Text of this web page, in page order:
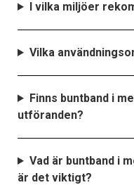
I vilka miljöer
Vilka
Finns buntband i
utföranden?
Vad är buntband i
är det viktigt?